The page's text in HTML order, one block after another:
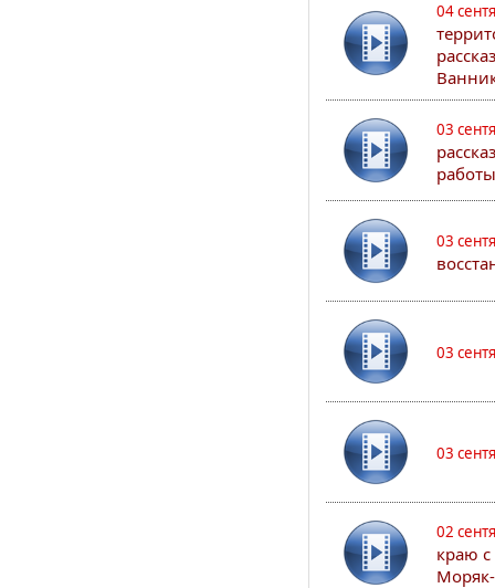
04
03
03
03
03
02
краю